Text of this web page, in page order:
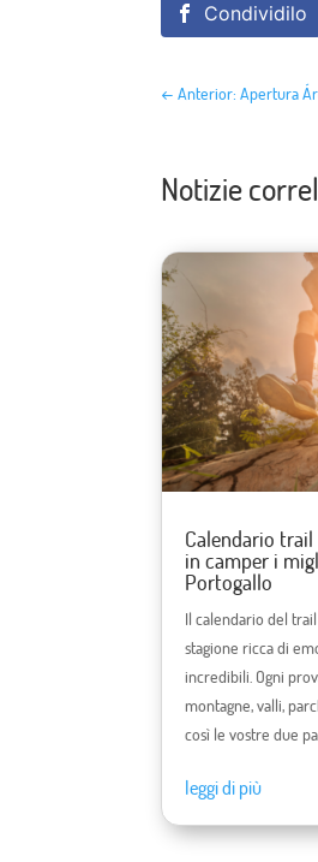
Condividilo
←Anterior: Apertura
Notizie
Calendario
in camper i
Portogallo
Il calendario del
stagione ricca di
incredibili. Ogni
montagne, valli,
così le vostre due
leggi di più